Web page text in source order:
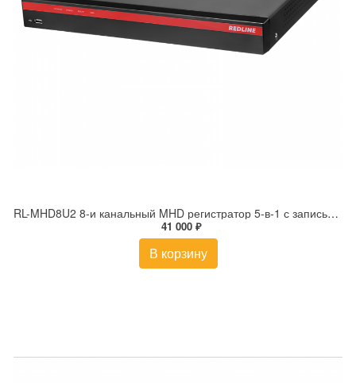
RL-MHD8U2 8-и канальный MHD регистратор 5-в-1 с записью на 2 HDD
41 000 ₽
В корзину